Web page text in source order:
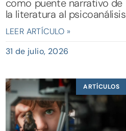
como puente narrativo de
la literatura al psicoanálisis
LEER ARTÍCULO »
31 de julio, 2026
ARTÍCULOS